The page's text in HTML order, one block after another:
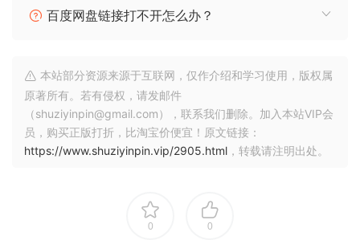
Kontakt窗口被裁剪
macOS）
版本7.10.2 2024-05-07
修复了在macOS Sonoma上加载Logic Pro中的仪器时崩溃的
百度网盘链接打不开怎么办？
本站部分资源来源于互联网，仅作介绍和学习使用，版权属
原著所有。若有侵权，请发邮件
（shuziyinpin@gmail.com），联系我们删除。加入本站VIP会
员，购买正版打折，比淘宝价便宜！原文链接：
https://www.shuziyinpin.vip/2905.html ，转载请注明出处。
0 0